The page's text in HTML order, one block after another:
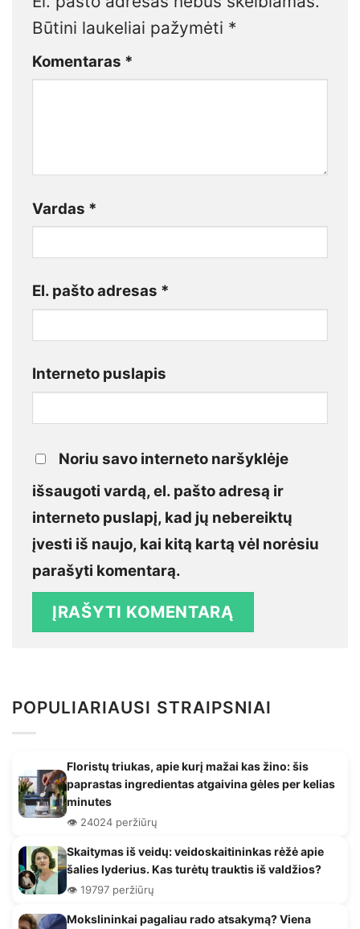
Būtini laukeliai pažymėti *
Komentaras *
Vardas *
El. pašto adresas *
Interneto puslapis
Noriu savo interneto naršyklėje
išsaugoti vardą, el. pašto adresą ir
interneto puslapį, kad jų nebereiktų
įvesti iš naujo, kai kitą kartą vėl norėsiu
parašyti komentarą.
POPULIARIAUSI STRAIPSNIAI
Floristų triukas, apie kurį mažai kas žino: šis
paprastas ingredientas atgaivina gėles per kelias
minutes
👁️ 24024 peržiūrų
Skaitymas iš veidų: veidoskaitininkas rėžė apie
šalies lyderius. Kas turėtų trauktis iš valdžios?
👁️ 19797 peržiūrų
Mokslininkai pagaliau rado atsakymą? Viena